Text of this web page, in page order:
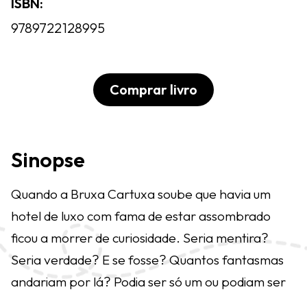
9789722128995
Comprar livro
Sinopse
Quando a Bruxa Cartuxa soube que havia um
hotel de luxo com fama de estar assombrado
ficou a morrer de curiosidade. Seria mentira?
Seria verdade? E se fosse? Quantos fantasmas
andariam por lá? Podia ser só um ou podiam ser